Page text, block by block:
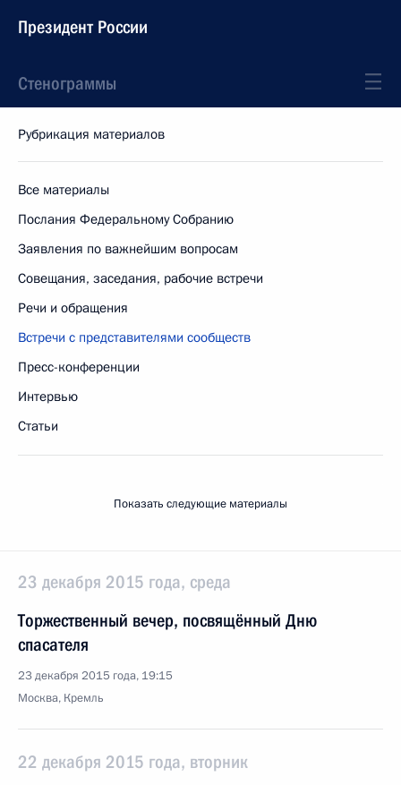
Президент России
Стенограммы
Рубрикация материалов
Все материалы
Послания Федеральному Собранию
Заявления по важнейшим вопросам
Совещания, заседания, рабочие встречи
Речи и обращения
Встречи с представителями сообществ
Пресс-конференции
Интервью
Статьи
Показать следующие материалы
23 декабря 2015 года, среда
Торжественный вечер, посвящённый Дню
спасателя
23 декабря 2015 года, 19:15
Москва, Кремль
22 декабря 2015 года, вторник